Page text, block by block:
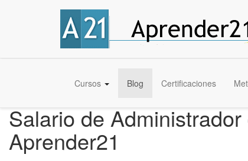
Cursos Blog Certificaciones
Salario de
Aprender21